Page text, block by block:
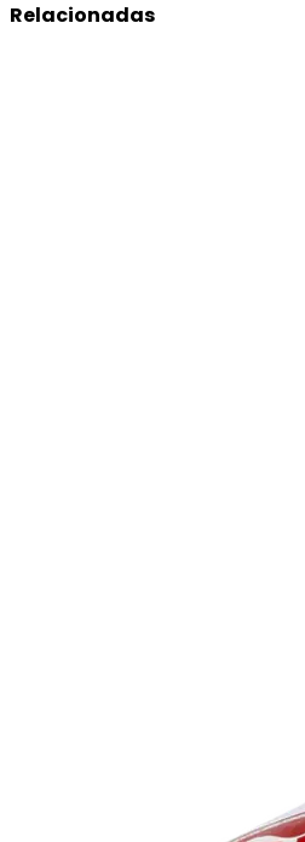
Relacionadas